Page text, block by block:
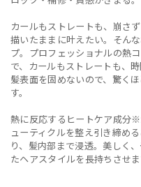
カールもストレートも、崩さ
描いたままに叶えたい。そん
プ。プロフェッショナルの熱
で、カールもストレートも、
髪表面を固めないので、驚く
す。
熱に反応するヒートケア成分
ューティクルを整え引き締め
り、髪内部まで浸透。美しく
たヘアスタイルを長持ちさせま